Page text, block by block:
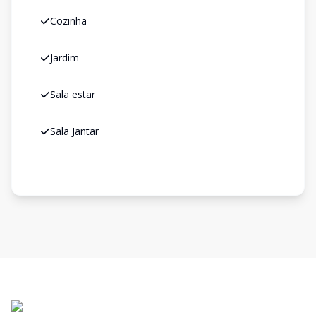
Cozinha
Jardim
Sala estar
Sala Jantar